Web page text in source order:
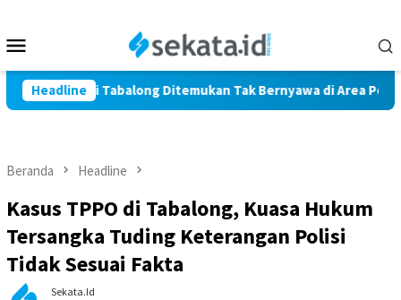
konten
Mobile
Headline
Marindi Tabalong Ditemukan Tak Bernyawa di Area Persawahan
Beranda Headline
Kasus TPPO di Tabalong, Kuasa Hukum
Tersangka Tuding Keterangan Polisi
Tidak Sesuai Fakta
Sekata.id